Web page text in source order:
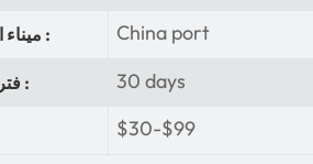
ميناء الشحن : China port
فترة إنتاج : 30 days
$30-$99